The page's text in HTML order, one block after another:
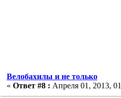
Велобахилы и не только
« Ответ #8 : Апреля 01, 2013,